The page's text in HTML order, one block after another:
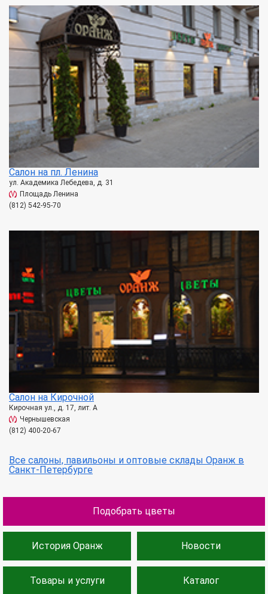
Салон на пл. Ленина
ул. Академика Лебедева, д. 31
Площадь Ленина
(812) 542-95-70
Салон на Кирочной
Кирочная ул., д. 17, лит. А
Чернышевская
(812) 400-20-67
Все салоны, павильоны и оптовые склады Оранж в
Санкт-Петербурге
Подобрать цветы
История Оранж Новости
Товары и услуги Каталог